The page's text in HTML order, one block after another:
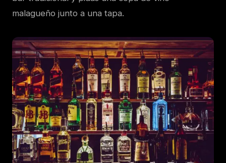
malagueño junto a una tapa.